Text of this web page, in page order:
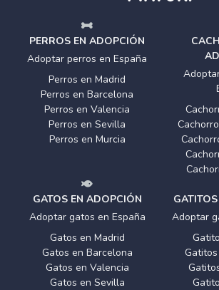
PERROS EN ADOPCIÓN
Adoptar perros en España
Perros en Madrid
Perros en Barcelona
Perros en Valencia
Perros en Sevilla
Perros en Murcia
GATOS EN ADOPCIÓN
Adoptar gatos en España
Gatos en Madrid
Gatos en Barcelona
Gatos en Valencia
Gatos en Sevilla
Adoptar